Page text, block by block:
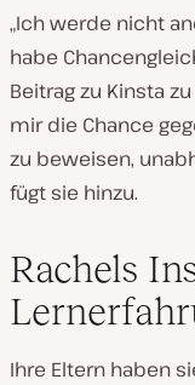
„Ich werde nicht
habe
Beitrag zu Kinsta
mir die Chance
zu beweisen,
fügt sie hinzu.
Rachels
Ihre Eltern haben